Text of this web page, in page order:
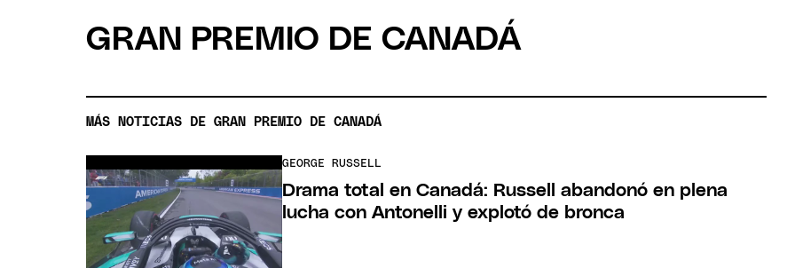
GRAN PREMIO DE CANADÁ
MÁS NOTICIAS DE GRAN PREMIO DE CANADÁ
GEORGE RUSSELL
Drama total en Canadá: Russell abandonó en plena
lucha con Antonelli y explotó de bronca